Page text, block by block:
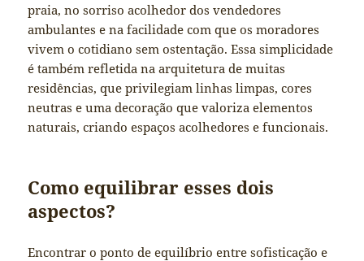
praia, no sorriso acolhedor dos vendedores
ambulantes e na facilidade com que os moradores
vivem o cotidiano sem ostentação. Essa simplicidade
é também refletida na arquitetura de muitas
residências, que privilegiam linhas limpas, cores
neutras e uma decoração que valoriza elementos
naturais, criando espaços acolhedores e funcionais.
Como equilibrar esses dois
aspectos?
Encontrar o ponto de equilíbrio entre sofisticação e